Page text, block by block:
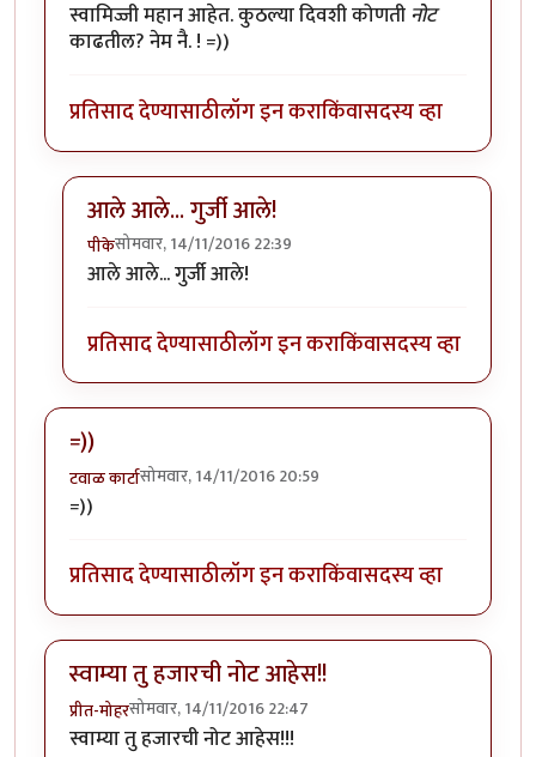
स्वामिज्जी महान आहेत. कुठल्या दिवशी कोणतीनोट
काढतील? नेम नै. ! =))
प्रतिसाद देण्यासाठीलॉग इन कराकिंवासदस्य व्हा
आले आले... गुर्जी आले!
पीकेसोमवार, 14/11/2016 22:39
In reply toस्वामिज्जी महान आहेत.
आले आले... गुर्जी आले!
प्रतिसाद देण्यासाठीलॉग इन कराकिंवासदस्य व्हा
=))
टवाळ कार्टासोमवार, 14/11/2016 20:59
=))
प्रतिसाद देण्यासाठीलॉग इन कराकिंवासदस्य व्हा
स्वाम्या तु हजारची नोट आहेस!!
प्रीत-मोहरसोमवार, 14/11/2016 22:47
स्वाम्या तु हजारची नोट आहेस!!!